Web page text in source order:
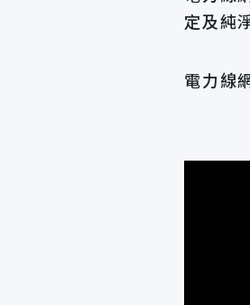
定及純
電力線